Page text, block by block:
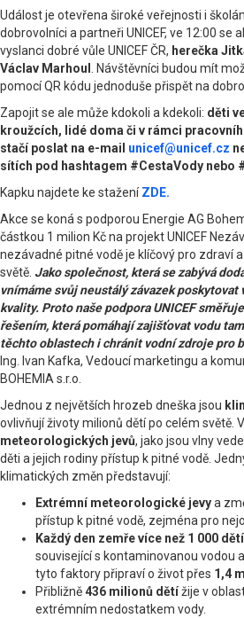
Událost je otevřena široké veřejnosti i
dobrovolníci a partneři UNICEF, ve 12:00 se
vyslanci dobré vůle UNICEF ČR, herečka
Václav Marhoul
. Návštěvníci budou mít
pomocí QR kódu jednoduše přispět na
Zapojit se ale může kdokoli a kdekoli: děti
kroužcích, lidé doma či v rámci
stačí poslat na e-mail unicef@unicef.cz
sítích pod hashtagem #CestaVody nebo
Kapku najdete ke stažení ZDE.
Akce se koná s podporou Energie AG
částkou 1 milion Kč na projekt UNICEF
nezávadné pitné vodě je klíčový pro zdraví
světě. Jako společnost, která se zabývá
vnímáme svůj neustálý závazek
kvality. Proto naše podpora UNICEF
řešením, která pomáhají zajišťovat vodu
těchto oblastech i chránit vodní zdroje pro
Ing. Ivan Kafka, Vedoucí marketingu a
BOHEMIA s.r.o.
Jednou z největších hrozeb dneška jsou
ovlivňují životy milionů dětí po celém světě.
meteorologických jevů, jako jsou vlny
děti a jejich rodiny přístup k pitné vodě.
klimatických změn představují:
Extrémní meteorologické jevya
přístup k pitné vodě, zejména pro
Každý den zemře více než 1 000
související s kontaminovanou vodou
tyto faktory připraví o život přes 1,4
Přibližně436 milionů dětížije v
extrémním nedostatkem vody.